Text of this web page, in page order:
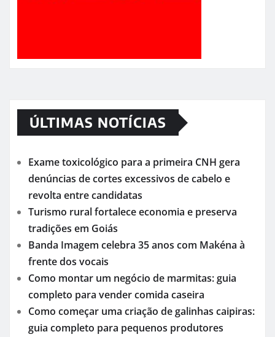
ÚLTIMAS NOTÍCIAS
Exame toxicológico para a primeira CNH gera
denúncias de cortes excessivos de cabelo e
revolta entre candidatas
Turismo rural fortalece economia e preserva
tradições em Goiás
Banda Imagem celebra 35 anos com Makéna à
frente dos vocais
Como montar um negócio de marmitas: guia
completo para vender comida caseira
Como começar uma criação de galinhas caipiras:
guia completo para pequenos produtores